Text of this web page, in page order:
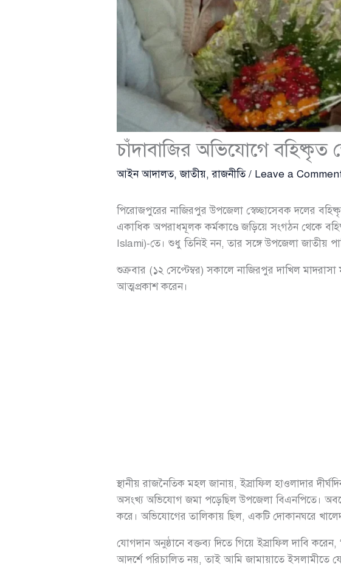
চাঁদাবাজির অভিযোগে বহিষ্কৃত
আইন আদালত,জাতীয়,রাজনীতি/ Leave a
পিরোজপুরের নাজিরপুর উপজেলা স্বেচ্ছাসেবক দলের
একাধিক অপরাধমূলক কর্মকাণ্ডে জড়িয়ে সংগঠন থেকে
Islami)-তে। শুধু তিনিই নন, তার সঙ্গে উপজেলা জাতীয়
শুক্রবার (১২ সেপ্টেম্বর) সকালে নাজিরপুর দাখিল
আত্মপ্রকাশ করেন।
স্থানীয় রাজনৈতিক মহল জানায়, ইস্রাফিল হাওলাদার
অসংখ্য অভিযোগ জমা পড়েছিল উপজেলা বিএনপিতে।
করে। অভিযোগের তালিকায় ছিল, একটি দোকানঘরে
যোগদান অনুষ্ঠানে বক্তব্য দিতে গিয়ে ইস্রাফিল দাবি
আদর্শে পরিচালিত নয়, তাই আমি জামায়াতে ইসলামীতে